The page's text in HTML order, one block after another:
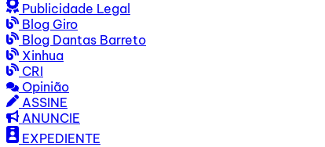
Publicidade Legal
Blog Giro
Blog Dantas Barreto
Xinhua
CRI
Opinião
ASSINE
ANUNCIE
EXPEDIENTE